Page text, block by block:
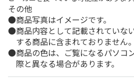
その他
商品写真はイメージです。
商品内容として記載されていな
する商品に含まれておりません。
商品の色は、ご覧になるパソコ
際と異なる場合があります。